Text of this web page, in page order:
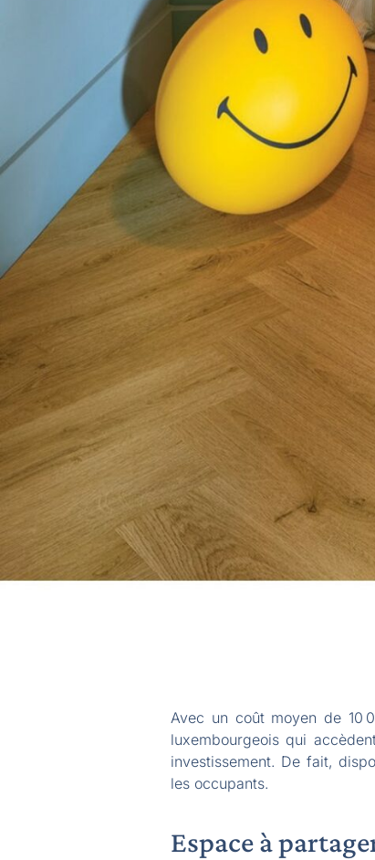
Avec un coût moyen de 10
luxembourgeois qui
investissement. De fait,
les occupants.
Espace à